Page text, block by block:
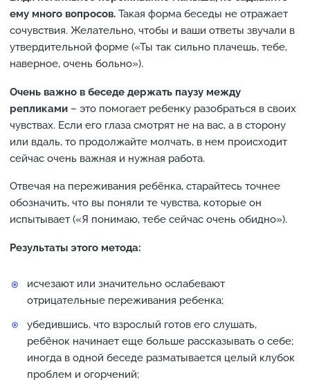
ему много вопросов. Такая форма беседы не отражает
сочувствия. Желательно, чтобы и ваши ответы звучали в
утвердительной форме («Ты так сильно плачешь, тебе,
наверное, очень больно»).
Очень важно в беседе держать паузу между
репликами – это помогает ребенку разобраться в своих
чувствах. Если его глаза смотрят не на вас, а в сторону
или вдаль, то продолжайте молчать, в нем происходит
сейчас очень важная и нужная работа.
Отвечая на переживания ребёнка, старайтесь точнее
обозначить, что вы поняли те чувства, которые он
испытывает («Я понимаю, тебе сейчас очень обидно»).
Результаты этого метода:
исчезают или значительно ослабевают
отрицательные переживания ребенка;
убедившись, что взрослый готов его слушать,
ребёнок начинает еще больше рассказывать о себе;
иногда в одной беседе разматывается целый клубок
проблем и огорчений;